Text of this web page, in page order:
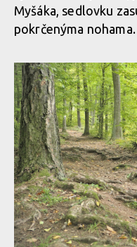
Pole Voima v akci
Pole Voima v akci
Myšáka, sedlovku
pokrčenýma nohama.